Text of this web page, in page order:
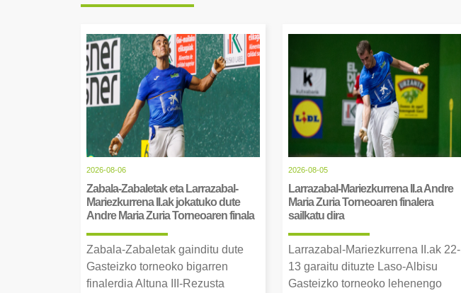
2026-08-06
Zabala-Zabaletak eta Larrazabal-
Mariezkurrena II.ak jokatuko dute
Andre Maria Zuria Torneoaren finala
Zabala-Zabaletak gainditu dute
Gasteizko torneoko bigarren
finalerdia Altuna III-Rezusta
2026-08-05
Larrazabal-Mariezkurrena II.a Andre
Maria Zuria Torneoaren finalera
sailkatu dira
Larrazabal-Mariezkurrena II.ak 22-
13 garaitu dituzte Laso-Albisu
Gasteizko torneoko lehenengo